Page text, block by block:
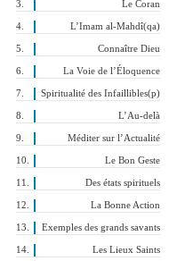
Le Coran
L’Imam al-Mahdî(qa)
Connaître Dieu
La Voie de l’Éloquence
Spiritualité des Infaillibles(p)
L’Au-delà
Méditer sur l’Actualité
Le Bon Geste
Des états spirituels
La Bonne Action
Exemples des grands savants
Les Lieux Saints